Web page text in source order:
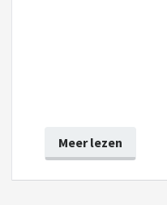
Meer lezen